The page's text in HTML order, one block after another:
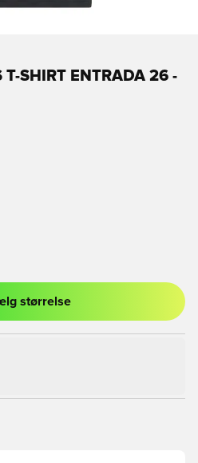
SHIRT ENTRADA 26 -
ind eller tilmelde dig som medlem
størrelse